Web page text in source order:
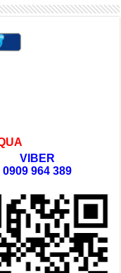
VIBER
0909 964 389